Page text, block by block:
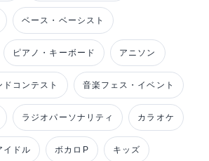
ベース・ベーシスト
ピアノ・キーボード アニソン
ドコンテスト 音楽フェス・イベント
ラジオパーソナリティ カラオケ
イドル ボカロP キッズ